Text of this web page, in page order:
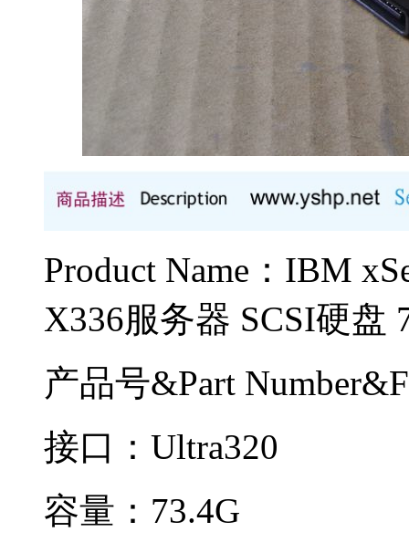
Product Name：IBM
X336服务器 SCSI硬盘
产品号&Part
接口：Ultra320
容量：73.4G